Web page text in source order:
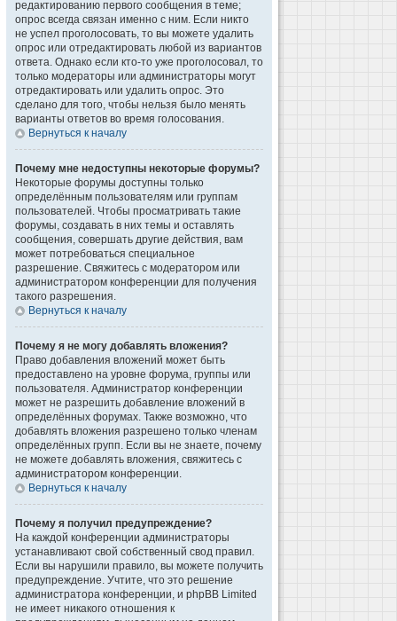
редактированию первого сообщения в теме;
опрос всегда связан именно с ним. Если никто
не успел проголосовать, то вы можете удалить
опрос или отредактировать любой из вариантов
ответа. Однако если кто-то уже проголосовал, то
только модераторы или администраторы могут
отредактировать или удалить опрос. Это
сделано для того, чтобы нельзя было менять
варианты ответов во время голосования.
Вернуться к началу
Почему мне недоступны некоторые форумы?
Некоторые форумы доступны только
определённым пользователям или группам
пользователей. Чтобы просматривать такие
форумы, создавать в них темы и оставлять
сообщения, совершать другие действия, вам
может потребоваться специальное
разрешение. Свяжитесь с модератором или
администратором конференции для получения
такого разрешения.
Вернуться к началу
Почему я не могу добавлять вложения?
Право добавления вложений может быть
предоставлено на уровне форума, группы или
пользователя. Администратор конференции
может не разрешить добавление вложений в
определённых форумах. Также возможно, что
добавлять вложения разрешено только членам
определённых групп. Если вы не знаете, почему
не можете добавлять вложения, свяжитесь с
администратором конференции.
Вернуться к началу
Почему я получил предупреждение?
На каждой конференции администраторы
устанавливают свой собственный свод правил.
Если вы нарушили правило, вы можете получить
предупреждение. Учтите, что это решение
администратора конференции, и phpBB Limited
не имеет никакого отношения к